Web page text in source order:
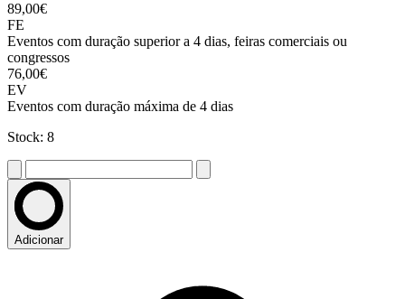
89,00€
FE
Eventos com duração superior a 4 dias, feiras comerciais ou
congressos
76,00€
EV
Eventos com duração máxima de 4 dias
Stock: 8
Adicionar